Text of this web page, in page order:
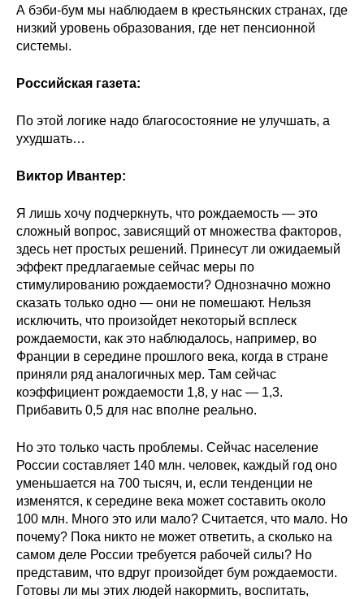
Российско-французский семинар
Материалы
О совете
Регулярные прогнозы
Квартальный прогноз
Краткосрочный прогноз
Оценка индекса промышленного
Российская Система Климатического
Центр «Климатическая политика и
экономика России»
Образование и карьера
А бэби-бум мы наблюдаем в крестьянских странах, где
низкий уровень образования, где нет пенсионной
системы.
Российская газета:
По этой логике надо благосостояние не улучшать, а
ухудшать…
Виктор Ивантер:
Я лишь хочу подчеркнуть, что рождаемость — это
сложный вопрос, зависящий от множества факторов,
здесь нет простых решений. Принесут ли ожидаемый
эффект предлагаемые сейчас меры по
стимулированию рождаемости? Однозначно можно
сказать только одно — они не помешают. Нельзя
исключить, что произойдет некоторый всплеск
рождаемости, как это наблюдалось, например, во
Франции в середине прошлого века, когда в стране
приняли ряд аналогичных мер. Там сейчас
коэффициент рождаемости 1,8, у нас — 1,3.
Прибавить 0,5 для нас вполне реально.
Но это только часть проблемы. Сейчас население
России составляет 140 млн. человек, каждый год оно
уменьшается на 700 тысяч, и, если тенденции не
изменятся, к середине века может составить около
100 млн. Много это или мало? Считается, что мало. Но
почему? Пока никто не может ответить, а сколько на
самом деле России требуется рабочей силы? Но
представим, что вдруг произойдет бум рождаемости.
Готовы ли мы этих людей накормить, воспитать,